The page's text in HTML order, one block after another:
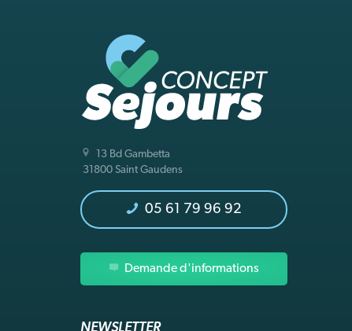
13 Bd Gambetta
31800 Saint Gaudens
05 61 79 96 92
Demande d'informations